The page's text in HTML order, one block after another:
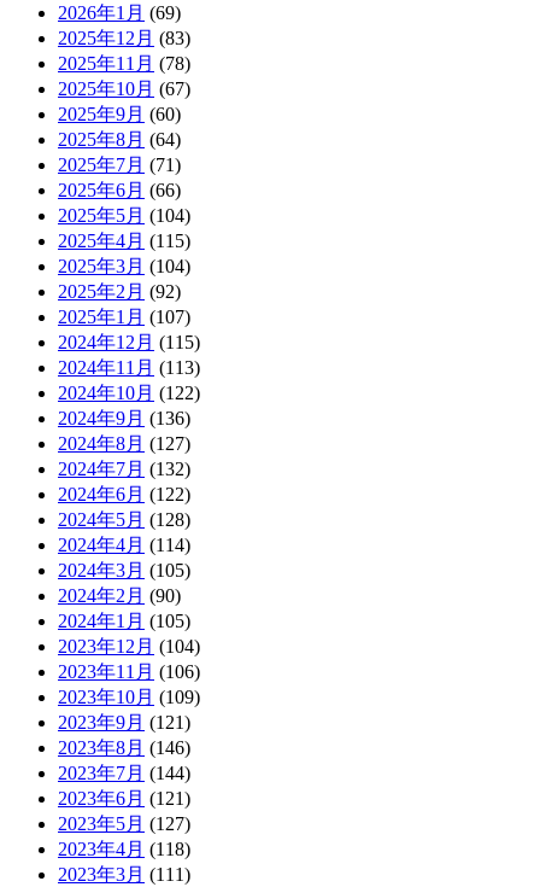
2026年1月 (69)
2025年12月 (83)
2025年11月 (78)
2025年10月 (67)
2025年9月 (60)
2025年8月 (64)
2025年7月 (71)
2025年6月 (66)
2025年5月 (104)
2025年4月 (115)
2025年3月 (104)
2025年2月 (92)
2025年1月 (107)
2024年12月 (115)
2024年11月 (113)
2024年10月 (122)
2024年9月 (136)
2024年8月 (127)
2024年7月 (132)
2024年6月 (122)
2024年5月 (128)
2024年4月 (114)
2024年3月 (105)
2024年2月 (90)
2024年1月 (105)
2023年12月 (104)
2023年11月 (106)
2023年10月 (109)
2023年9月 (121)
2023年8月 (146)
2023年7月 (144)
2023年6月 (121)
2023年5月 (127)
2023年4月 (118)
2023年3月 (111)